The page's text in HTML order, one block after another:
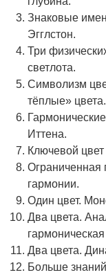
Знаковые
Эгглстон.
Три
светлота.
Символизм
тёплые» цвета.
Иттена.
Ключевой
Ограниченная
гармонии.
Один цвет.
Два цвета.
Два цвета.
Больше знаний